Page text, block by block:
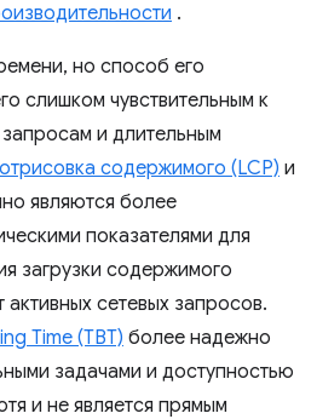
.
но способ его
слишком чувствительным к
и длительным
содержимого (LCP) и
являются более
показателями для
загрузки содержимого
сетевых запросов.
Time (TBT) более надежно
задачами и доступностью
и не является прямым